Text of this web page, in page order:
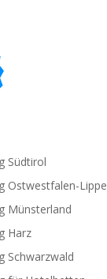
Südtirol
Ostwestfalen-Lippe
Münsterland
Harz
Schwarzwald